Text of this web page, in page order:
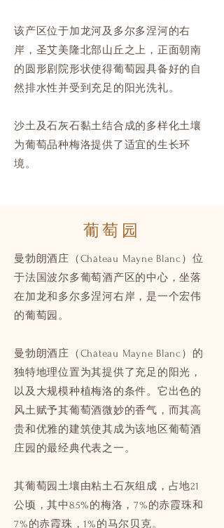
该产区位于加龙河及多尔多涅河的右
岸，圣艾美隆北部山丘之上，正面朝南
的圆形剧院形状使得葡萄园具备好的自
然排水性并受到充足的阳光洗礼。
沙土及石灰石黏土结合成的多样化土壤
为葡萄品种梅洛提供了适宜的生长环
境。
葡萄园
曼勃朗酒庄（Château Mayne Blanc）位
于法国波尔多葡萄酒产区的中心，坐落
在加龙和多尔多涅河右岸，是一个宏伟
的葡萄园。
曼勃朗酒庄（Château Mayne Blanc）的
独特地理位置为其提供了充足的阳光，
以及大规模种植梅洛的条件。它出色的
风土赋予其葡萄酒微妙的香气，而其高
贵和优雅的建筑使其成为该地区葡萄酒
庄园的最经典代表之一。
其葡萄园土壤由粘土石灰组成，占地21
公顷，其中85%的梅洛，7%的赤霞珠和
7%的赤霞珠，1%的马尔贝克。